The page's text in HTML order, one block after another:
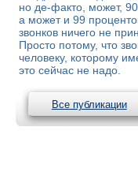
но де-факто, может,
а может и 99
звонков ничего не
Просто потому, что
человеку, которому
это сейчас не надо.
Все публикации